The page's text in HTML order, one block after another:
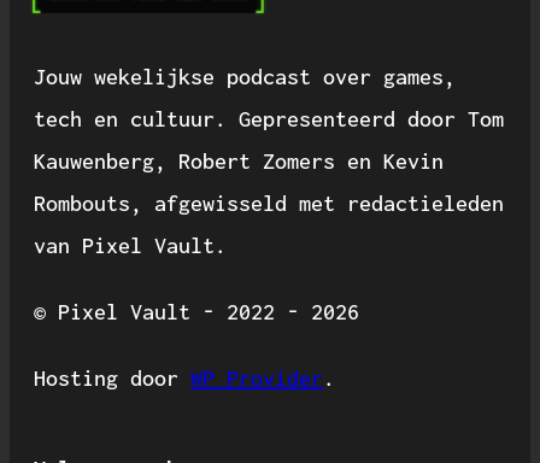
Jouw wekelijkse podcast over games,
tech en cultuur. Gepresenteerd door Tom
Kauwenberg, Robert Zomers en Kevin
Rombouts, afgewisseld met redactieleden
van Pixel Vault.
© Pixel Vault - 2022 - 2026
Hosting door WP Provider.